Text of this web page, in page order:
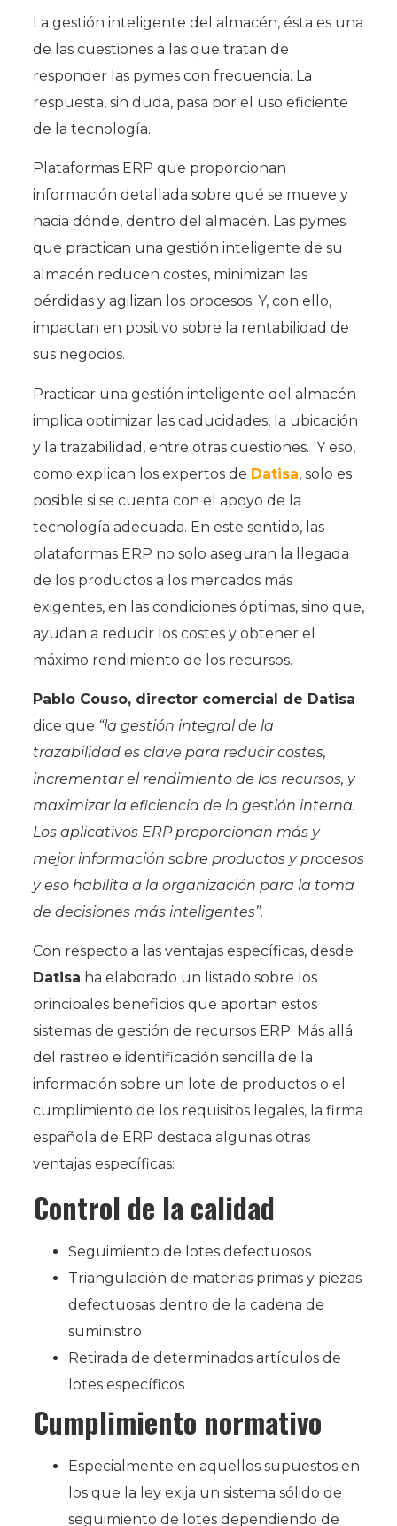
La gestión inteligente del almacén, ésta es una
de las cuestiones a las que tratan de
responder las pymes con frecuencia. La
respuesta, sin duda, pasa por el uso eficiente
de la tecnología.
Plataformas ERP que proporcionan
información detallada sobre qué se mueve y
hacia dónde, dentro del almacén. Las pymes
que practican una gestión inteligente de su
almacén reducen costes, minimizan las
pérdidas y agilizan los procesos. Y, con ello,
impactan en positivo sobre la rentabilidad de
sus negocios.
Practicar una gestión inteligente del almacén
implica optimizar las caducidades, la ubicación
y la trazabilidad, entre otras cuestiones. Y eso,
como explican los expertos de Datisa, solo es
posible si se cuenta con el apoyo de la
tecnología adecuada. En este sentido, las
plataformas ERP no solo aseguran la llegada
de los productos a los mercados más
exigentes, en las condiciones óptimas, sino que,
ayudan a reducir los costes y obtener el
máximo rendimiento de los recursos.
Pablo Couso, director comercial de Datisa
dice que “la gestión integral de la
trazabilidad es clave para reducir costes,
incrementar el rendimiento de los recursos, y
maximizar la eficiencia de la gestión interna.
Los aplicativos ERP proporcionan más y
mejor información sobre productos y procesos
y eso habilita a la organización para la toma
de decisiones más inteligentes”.
Con respecto a las ventajas específicas, desde
Datisa ha elaborado un listado sobre los
principales beneficios que aportan estos
sistemas de gestión de recursos ERP. Más allá
del rastreo e identificación sencilla de la
información sobre un lote de productos o el
cumplimiento de los requisitos legales, la firma
española de ERP destaca algunas otras
ventajas específicas:
Control de la calidad
Seguimiento de lotes defectuosos
Triangulación de materias primas y piezas
defectuosas dentro de la cadena de
suministro
Retirada de determinados artículos de
lotes específicos
Cumplimiento normativo
Especialmente en aquellos supuestos en
los que la ley exija un sistema sólido de
seguimiento de lotes dependiendo de